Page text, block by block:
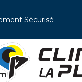
Sécurisé